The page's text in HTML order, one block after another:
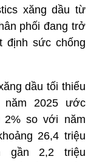
xăng dầu từ
phối đang trở
định sức chống
dầu tối thiểu
2025 ước
2% so với năm
26,4 triệu
gần 2,2 triệu